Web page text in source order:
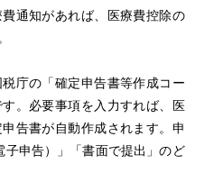
通知があれば、医療費控除の
庁の「確定申告書等作成コー
。必要事項を入力すれば、医
告書が自動作成されます。申
申告）」「書面で提出」のど